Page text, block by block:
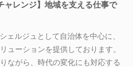
ャレンジ】地域を支える仕事で
ェルジュとして自治体を中心に、
ューションを提供しております。
ながら、時代の変化にも対応する